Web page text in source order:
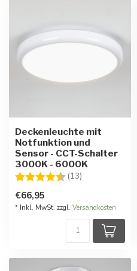
Deckenleuchte mit
Notfunktion und
Sensor - CCT-Schalter
3000K - 6000K
Bewertung:
(13) 4.3 von 5
€66,95
* Inkl. MwSt. zzgl. Versandkosten